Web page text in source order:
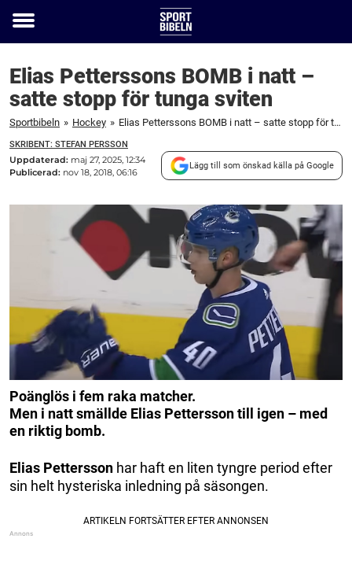
Toggle
Elias Petterssons BOMB i natt –
satte stopp för tunga sviten
Sportbibeln » Hockey » Elias Petterssons BOMB i natt – satte stopp för tunga sviten
SKRIBENT: STEFAN PERSSON
Uppdaterad: maj 27, 2025, 12:34
Publicerad: nov 18, 2018, 06:16
Lägg till som önskad källa på Google
Poänglös i fem raka matcher.
Men i natt smällde Elias Pettersson till igen – med
en riktig bomb.
Elias Pettersson har haft en liten tyngre period efter
sin helt hysteriska inledning på säsongen.